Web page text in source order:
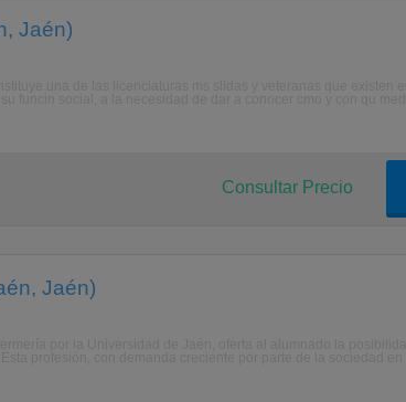
Jaén)
Consultar Precio
Jaén)